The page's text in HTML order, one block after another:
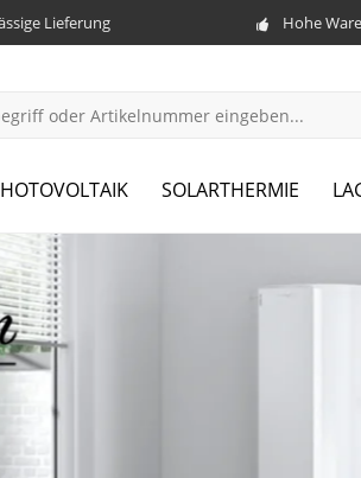
Lieferung Hohe
SOLARTHERMIE